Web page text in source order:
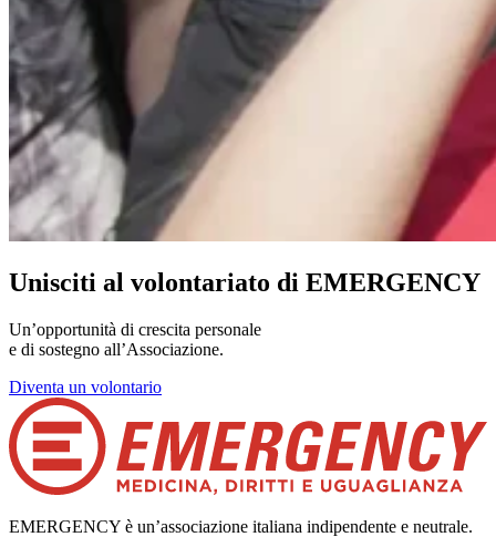
Unisciti al volontariato di EMERGENCY
Un’opportunità di crescita personale
e di sostegno all’Associazione.
Diventa un volontario
EMERGENCY è un’associazione italiana indipendente e neutrale.